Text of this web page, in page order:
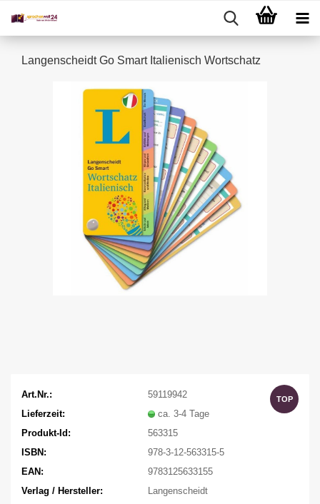
Langenscheidt Go Smart Italienisch Wortschatz
TOP
Art.Nr.:
59119942
Lieferzeit:
ca. 3-4 Tage
Produkt-Id:
563315
ISBN:
978-3-12-563315-5
EAN:
9783125633155
Verlag / Hersteller:
Langenscheidt